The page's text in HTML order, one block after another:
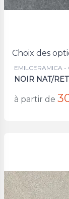
Choix des
EMILCERAMICA -
NOIR NAT/RET
à partir de